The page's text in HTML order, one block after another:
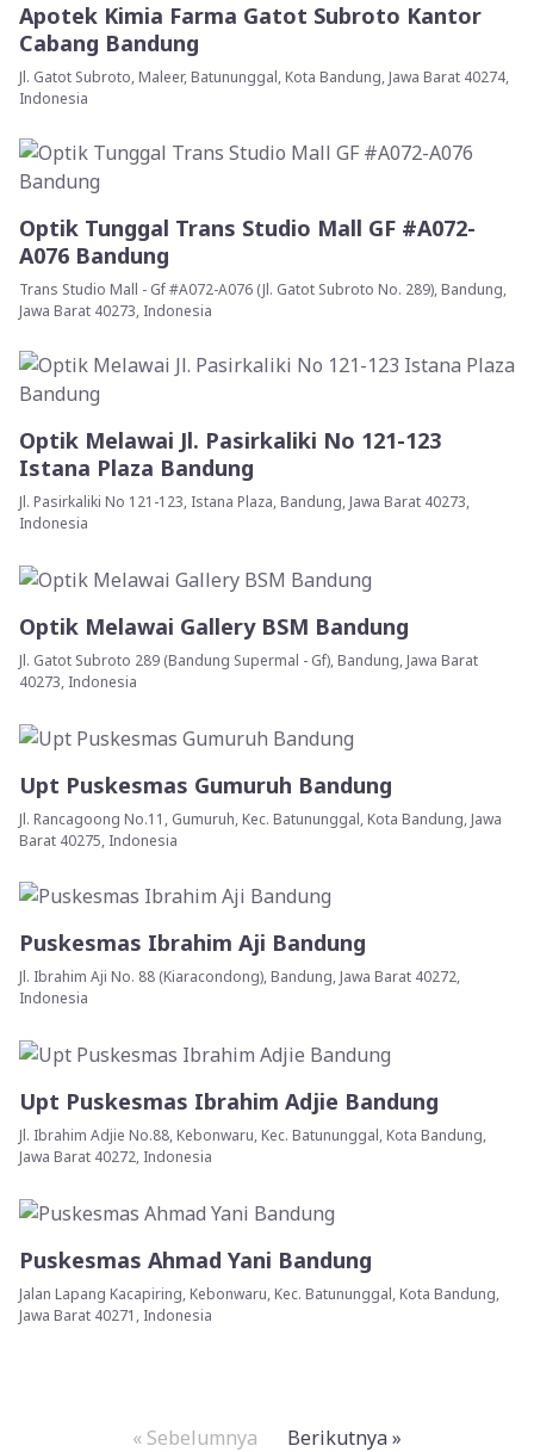
Apotek Kimia Farma Gatot Subroto Kantor
Cabang Bandung
Jl. Gatot Subroto, Maleer, Batununggal, Kota Bandung, Jawa Barat 40274,
Indonesia
Optik Tunggal Trans Studio Mall GF #A072-
A076 Bandung
Trans Studio Mall - Gf #A072-A076 (Jl. Gatot Subroto No. 289), Bandung,
Jawa Barat 40273, Indonesia
Optik Melawai Jl. Pasirkaliki No 121-123
Istana Plaza Bandung
Jl. Pasirkaliki No 121-123, Istana Plaza, Bandung, Jawa Barat 40273,
Indonesia
Optik Melawai Gallery BSM Bandung
Jl. Gatot Subroto 289 (Bandung Supermal - Gf), Bandung, Jawa Barat
40273, Indonesia
Upt Puskesmas Gumuruh Bandung
Jl. Rancagoong No.11, Gumuruh, Kec. Batununggal, Kota Bandung, Jawa
Barat 40275, Indonesia
Puskesmas Ibrahim Aji Bandung
Jl. Ibrahim Aji No. 88 (Kiaracondong), Bandung, Jawa Barat 40272,
Indonesia
Upt Puskesmas Ibrahim Adjie Bandung
Jl. Ibrahim Adjie No.88, Kebonwaru, Kec. Batununggal, Kota Bandung,
Jawa Barat 40272, Indonesia
Puskesmas Ahmad Yani Bandung
Jalan Lapang Kacapiring, Kebonwaru, Kec. Batununggal, Kota Bandung,
Jawa Barat 40271, Indonesia
« Sebelumnya Berikutnya »